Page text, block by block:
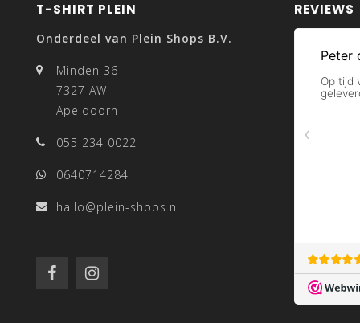
T-SHIRT PLEIN
Onderdeel van Plein Shops B.V.
Minden 36
7327 AW
Apeldoorn
055 234 0022
0640714284
hallo@plein-shops.nl
REVIEWS